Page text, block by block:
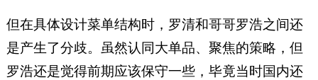
但在具体设计菜单结构时，罗清和哥哥罗浩之间还
是产生了分歧。虽然认同大单品、聚焦的策略，但
罗浩还是觉得前期应该保守一些，毕竟当时国内还